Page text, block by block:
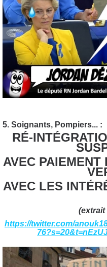
5. Soignants, Pompiers... :
RÉ-
AVEC
AVEC LES
(extrait
https://twitter.com/